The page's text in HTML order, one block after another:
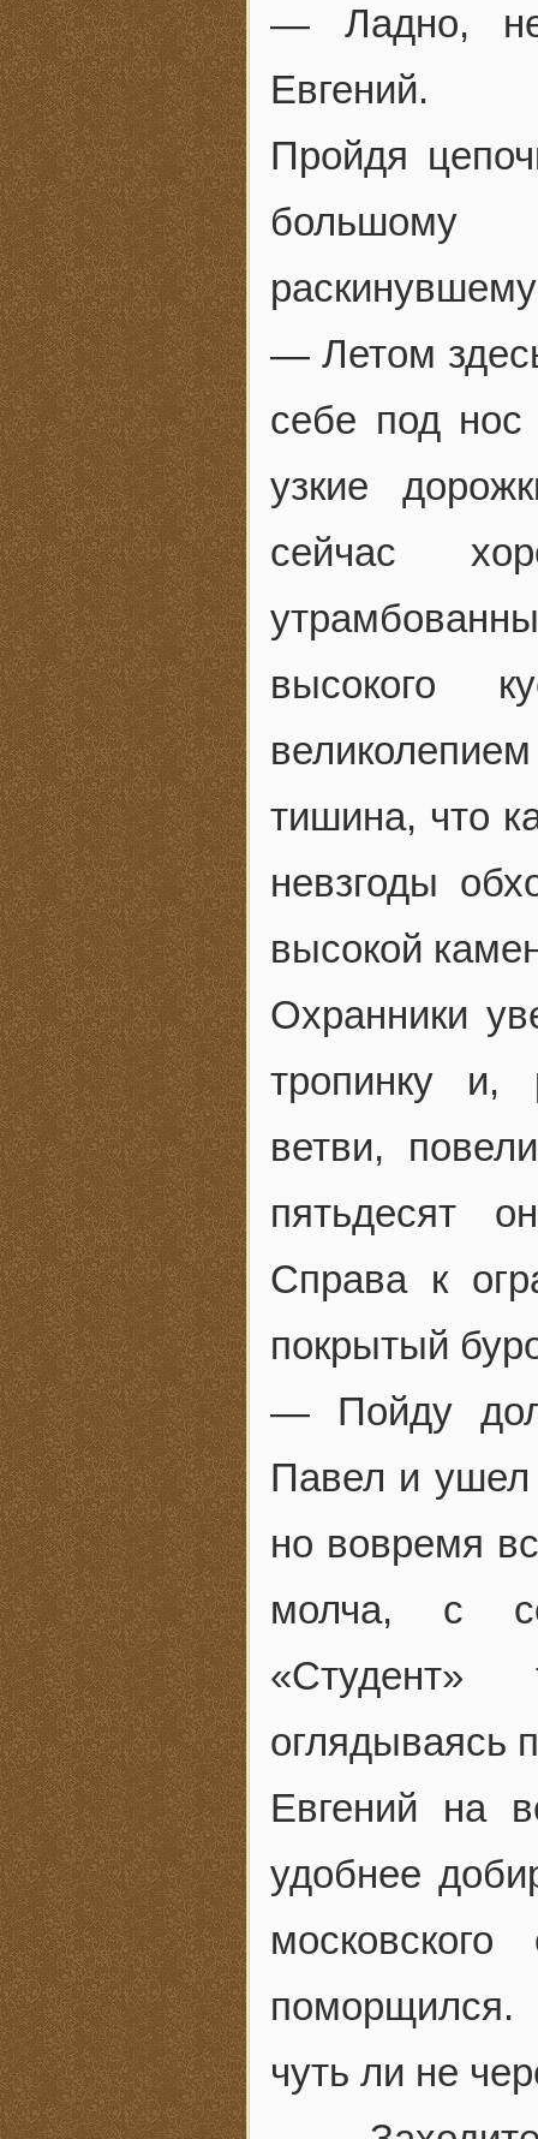
— Ладно, не
Евгений.
Пройдя
большому
— Летом
себе под нос
узкие
сейчас
высокого
тишина, что
невзгоды
высокой
Охранники
тропинку и,
ветви,
пятьдесят
Справа к
покрытый
— Пойду
Павел и ушел
но вовремя
молча, с
«Студент»
оглядываясь
Евгений на
удобнее
чуть ли не